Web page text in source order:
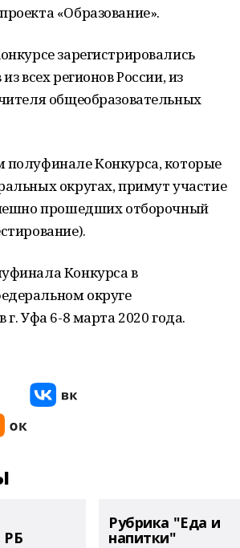
«Образование».
зарегистрировались
всех регионов России, из
общеобразовательных
Конкурса, которые
округах, примут участие
прошедших отборочный
Конкурса в
округе
г. Уфа 6-8 марта 2020 года.
РБ
Рубрика "Еда и
напитки"